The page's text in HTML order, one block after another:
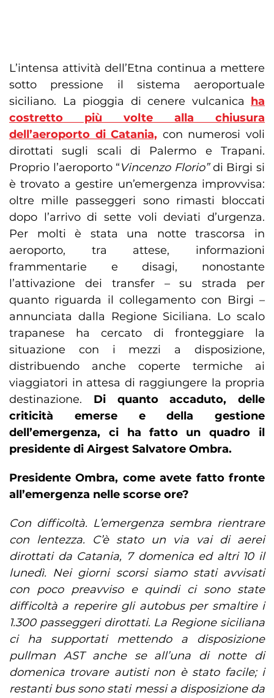
L’intensa attività dell’Etna continua a mettere
sotto pressione il sistema aeroportuale
siciliano. La pioggia di cenere vulcanica ha
costretto più volte alla chiusura
dell’aeroporto di Catania, con numerosi voli
dirottati sugli scali di Palermo e Trapani.
Proprio l’aeroporto “Vincenzo Florio”di Birgi si
è trovato a gestire un’emergenza improvvisa:
oltre mille passeggeri sono rimasti bloccati
dopo l’arrivo di sette voli deviati d’urgenza.
Per molti è stata una notte trascorsa in
aeroporto, tra attese, informazioni
frammentarie e disagi, nonostante
l’attivazione dei transfer – su strada per
quanto riguarda il collegamento con Birgi –
annunciata dalla Regione Siciliana. Lo scalo
trapanese ha cercato di fronteggiare la
situazione con i mezzi a disposizione,
distribuendo anche coperte termiche ai
viaggiatori in attesa di raggiungere la propria
destinazione. Di quanto accaduto, delle
criticità emerse e della gestione
dell’emergenza, ci ha fatto un quadro il
presidente di Airgest Salvatore Ombra.
Presidente Ombra, come avete fatto fronte
all’emergenza nelle scorse ore?
Con difficoltà. L’emergenza sembra rientrare
con lentezza. C’è stato un via vai di aerei
dirottati da Catania, 7 domenica ed altri 10 il
lunedì. Nei giorni scorsi siamo stati avvisati
con poco preavviso e quindi ci sono state
difficoltà a reperire gli autobus per smaltire i
1.300 passeggeri dirottati. La Regione siciliana
ci ha supportati mettendo a disposizione
pullman AST anche se all’una di notte di
domenica trovare autisti non è stato facile; i
restanti bus sono stati messi a disposizione da